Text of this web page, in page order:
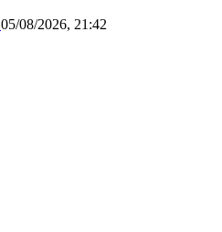
05/08/2026, 21:42